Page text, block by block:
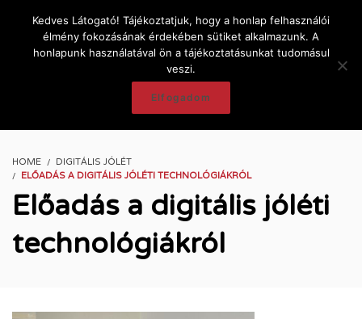
HOME
DIGITÁLIS JÓLÉT
ELŐADÁS A DIGITÁLIS JÓLÉTI TECHNOLÓGIÁKRÓL
Előadás a digitális jóléti
technológiákról
Kedves Látogató! Tájékoztatjuk, hogy a honlap felhasználói
élmény fokozásának érdekében sütiket alkalmazunk. A
honlapunk használatával ön a tájékoztatásunkat tudomásul
veszi.
Elfogadom